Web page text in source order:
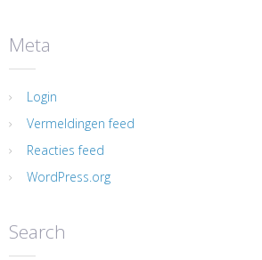
Meta
Login
Vermeldingen feed
Reacties feed
WordPress.org
Search